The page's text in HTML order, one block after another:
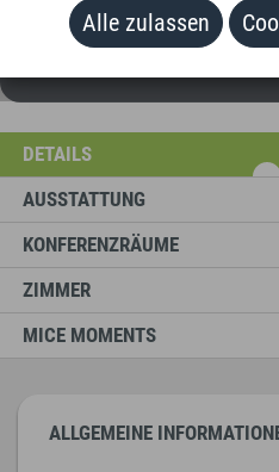
Alle zulassen
DETAILS
AUSSTATTUNG
KONFERENZRÄUME
ZIMMER
MICE MOMENTS
ALLGEMEINE